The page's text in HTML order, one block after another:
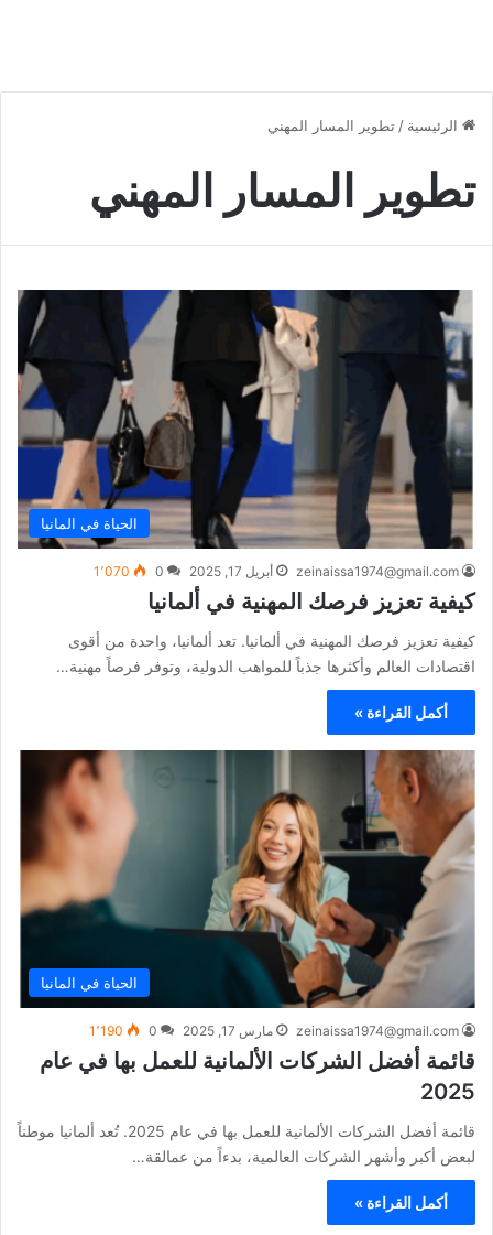
الرئيسية / تطوير المسار المهني
تطوير المسار المهني
الحياة في المانيا
zeinaissa1974@gmail.com أبريل 17, 2025 0 1٬070
كيفية تعزيز فرصك المهنية في ألمانيا
كيفية تعزيز فرصك المهنية في ألمانيا. تعد ألمانيا، واحدة من أقوى
اقتصادات العالم وأكثرها جذباً للمواهب الدولية، وتوفر فرصاً مهنية…
أكمل القراءة »
الحياة في المانيا
zeinaissa1974@gmail.com مارس 17, 2025 0 1٬190
قائمة أفضل الشركات الألمانية للعمل بها في عام
2025
قائمة أفضل الشركات الألمانية للعمل بها في عام 2025. تُعد ألمانيا موطناً
لبعض أكبر وأشهر الشركات العالمية، بدءاً من عمالقة…
أكمل القراءة »